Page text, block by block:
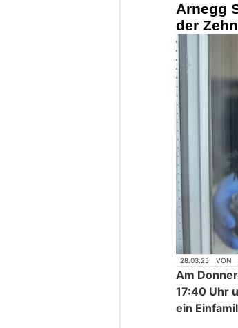
Arnegg
der
28.03.25 VON
Am
17:40 Uhr
ein